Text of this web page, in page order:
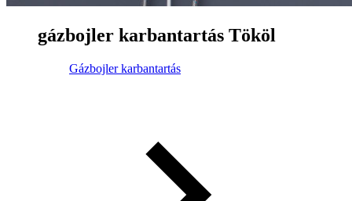
gázbojler karbantartás Tököl
Gázbojler karbantartás